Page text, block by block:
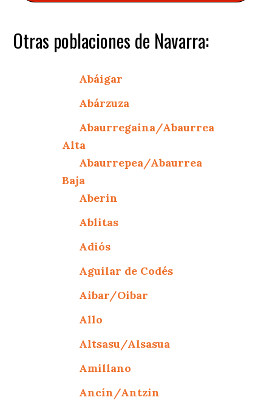
Otras poblaciones de Navarra:
Abáigar
Abárzuza
Abaurregaina/Abaurrea
Alta
Abaurrepea/Abaurrea
Baja
Aberin
Ablitas
Adiós
Aguilar de Codés
Aibar/Oibar
Allo
Altsasu/Alsasua
Amillano
Ancín/Antzin